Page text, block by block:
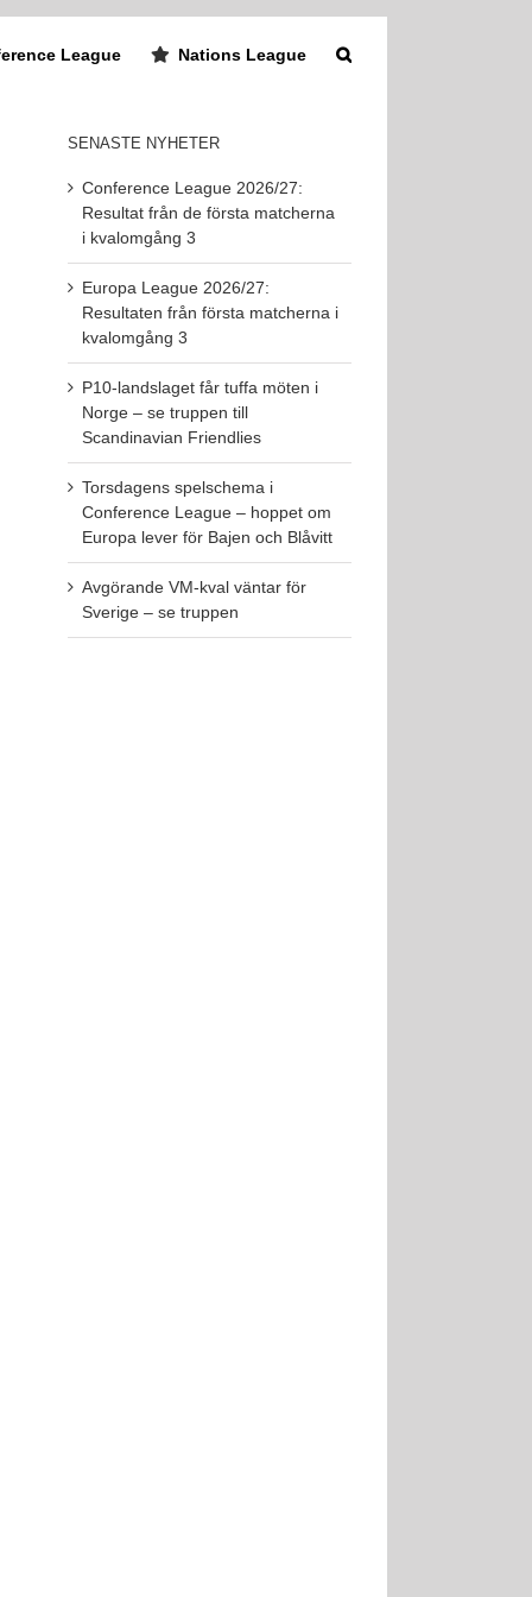
League Nations League
SENASTE NYHETER
Conference League 2026/27:
Resultat från de första matcherna
i kvalomgång 3
Europa League 2026/27:
Resultaten från första matcherna i
kvalomgång 3
P10-landslaget får tuffa möten i
Norge – se truppen till
Scandinavian Friendlies
Torsdagens spelschema i
Conference League – hoppet om
Europa lever för Bajen och Blåvitt
Avgörande VM-kval väntar för
Sverige – se truppen